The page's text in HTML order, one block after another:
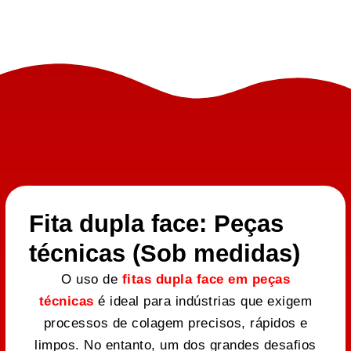
Fita dupla face: Peças
técnicas (Sob medidas)
O uso de fitas dupla face em peças
técnicas é ideal para indústrias que exigem
processos de colagem precisos, rápidos e
limpos. No entanto, um dos grandes desafios